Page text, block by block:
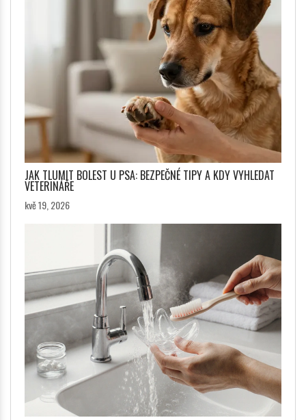
JAK TLUMIT BOLEST U PSA: BEZPEČNÉ TIPY A KDY VYHLEDAT
VETERINÁŘE
kvě 19, 2026